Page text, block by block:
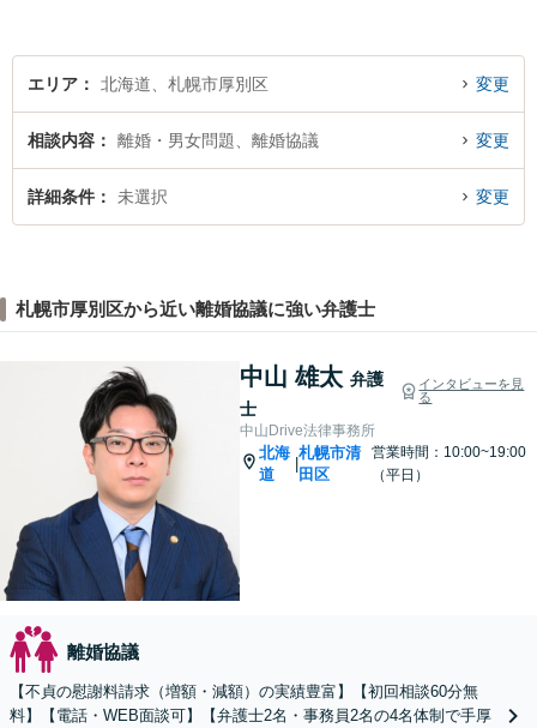
エリア 北海道、札幌市厚別区 変更
相談内容 離婚・男女問題、離婚協議 変更
詳細条件 未選択 変更
札幌市厚別区から近い離婚協議に強い弁護士
中山 雄太 弁護
士
インタビューを見
る
中山Drive法律事務所
北海
道
札幌市清
田区
営業時間：10:00~19:00
（平日）
離婚協議
【不貞の慰謝料請求（増額・減額）の実績豊富】【初回相談60分無
料】【電話・WEB面談可】【弁護士2名・事務員2名の4名体制で手厚